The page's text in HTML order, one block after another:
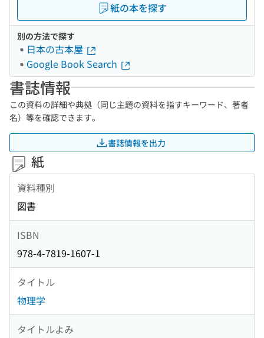
紙の本を探す
別の方法で探す
日本の古本屋
Google Book Search
書誌情報
この資料の詳細や典拠（同じ主題の資料を指すキーワード、著者
名）等を確認できます。
書誌情報を出力
紙
資料種別
図書
ISBN
978-4-7819-1607-1
タイトル
物理学
タイトルよみ